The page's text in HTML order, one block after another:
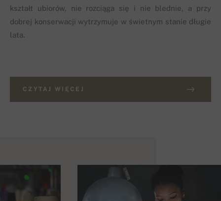
kształt ubiorów, nie rozciąga się i nie blednie, a przy
dobrej konserwacji wytrzymuje w świetnym stanie długie
lata.
CZYTAJ WIĘCEJ